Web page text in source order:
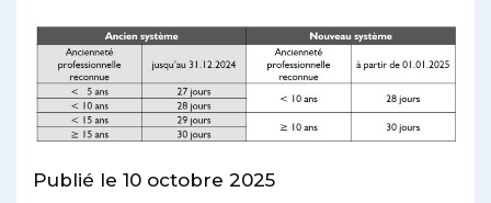
Publié le 10 octobre 2025